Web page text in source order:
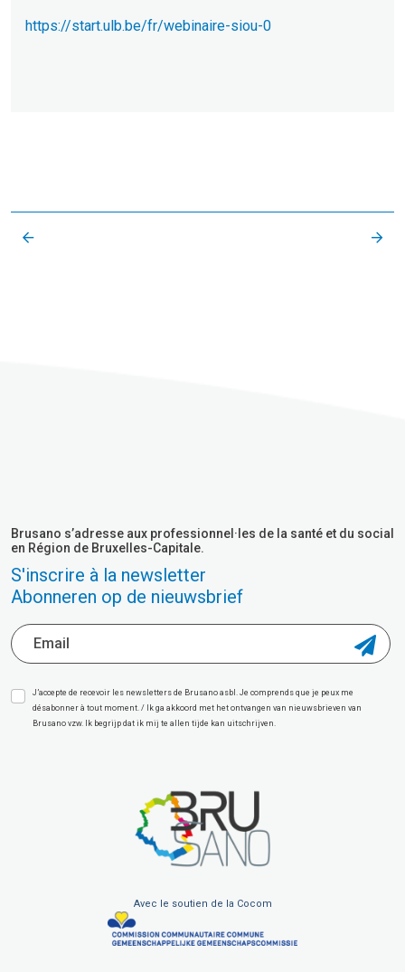
https://start.ulb.be/fr/webinaire-siou-0
Brusano s’adresse aux professionnel·les de la santé et du social
en Région de Bruxelles-Capitale.
S'inscrire à la newsletter
Abonneren op de nieuwsbrief
J’accepte de recevoir les newsletters de Brusano asbl. Je comprends que je peux me
désabonner à tout moment. / Ik ga akkoord met het ontvangen van nieuwsbrieven van
Brusano vzw. Ik begrijp dat ik mij te allen tijde kan uitschrijven.
Avec le soutien de la Cocom